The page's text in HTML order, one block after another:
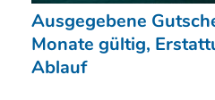
Ausgegebene
Monate gültig,
Ablauf